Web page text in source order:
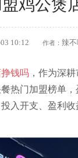
鸡公煲
10:12 作者： 辣
钱吗 ，作为深
热门加盟榜单
入开支、盈利